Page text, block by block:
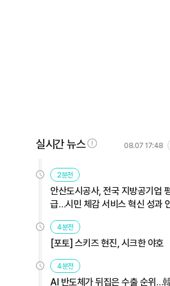
실시간 뉴스 08.07 17:48
2분전
안산도시공사, 전국 지방공기업
급…시민 체감 서비스 혁신 성과
4분전
[포토] 스키즈 현진, 시크한 야호
4분전
AI 반도체가 뒤집은 수출 순위…